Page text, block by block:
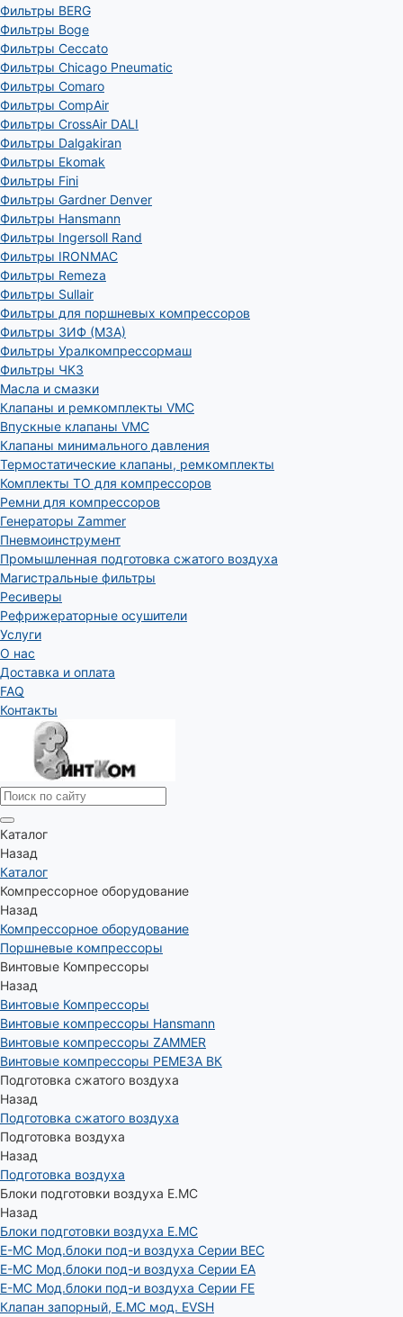
Фильтры BERG
Фильтры Boge
Фильтры Ceccato
Фильтры Chicago Pneumatic
Фильтры Comaro
Фильтры CompAir
Фильтры CrossAir DALI
Фильтры Dalgakiran
Фильтры Ekomak
Фильтры Fini
Фильтры Gardner Denver
Фильтры Hansmann
Фильтры Ingersoll Rand
Фильтры IRONMAC
Фильтры Remeza
Фильтры Sullair
Фильтры для поршневых компрессоров
Фильтры ЗИФ (МЗА)
Фильтры Уралкомпрессормаш
Фильтры ЧКЗ
Масла и смазки
Клапаны и ремкомплекты VMC
Впускные клапаны VMC
Клапаны минимального давления
Термостатические клапаны, ремкомплекты
Комплекты ТО для компрессоров
Ремни для компрессоров
Генераторы Zammer
Пневмоинструмент
Промышленная подготовка сжатого воздуха
Магистральные фильтры
Ресиверы
Рефрижераторные осушители
Услуги
О нас
Доставка и оплата
FAQ
Контакты
Каталог
Назад
Каталог
Компрессорное оборудование
Назад
Компрессорное оборудование
Поршневые компрессоры
Винтовые Компрессоры
Назад
Винтовые Компрессоры
Винтовые компрессоры Hansmann
Винтовые компрессоры ZAMMER
Винтовые компрессоры РЕМЕЗА ВК
Подготовка сжатого воздуха
Назад
Подготовка сжатого воздуха
Подготовка воздуха
Назад
Подготовка воздуха
Блоки подготовки воздуха E.MC
Назад
Блоки подготовки воздуха E.MC
E-MC Мод.блоки под-и воздуха Серии BEC
E-MC Мод.блоки под-и воздуха Серии EA
E-MC Мод.блоки под-и воздуха Серии FE
Клапан запорный, E.MC мод. EVSH